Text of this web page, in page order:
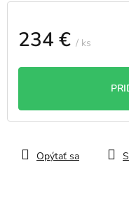
234 € / ks
Opýtať sa